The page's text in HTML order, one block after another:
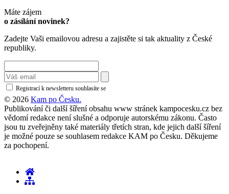
Máte zájem
o zásílání novinek?
Zadejte Vaši emailovou adresu a zajistěte si tak aktuality z České
republiky.
Registrací k newsletteru souhlasíte se
© 2026 Kam po Česku.
Publikování či další šíření obsahu www stránek kampocesku.cz bez
vědomí redakce není slušné a odporuje autorskému zákonu. Často
jsou tu zveřejněny také materiály třetích stran, kde jejich další šíření
je možné pouze se souhlasem redakce KAM po Česku. Děkujeme
za pochopení.